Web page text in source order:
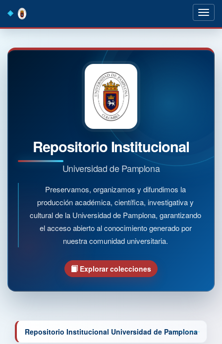
navigation
Repositorio Institucional
Universidad de Pamplona
Preservamos, organizamos y difundimos la
producción académica, científica, investigativa y
cultural de la Universidad de Pamplona, garantizando
el acceso abierto al conocimiento generado por
nuestra comunidad universitaria.
Explorar colecciones
Repositorio Institucional Universidad de Pamplona